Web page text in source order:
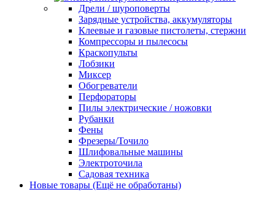
Дрели / шуроповерты
Зарядные устройства, аккумуляторы
Клеевые и газовые пистолеты, стержни
Компрессоры и пылесосы
Краскопульты
Лобзики
Миксер
Обогреватели
Перфораторы
Пилы электрические / ножовки
Рубанки
Фены
Фрезеры/Точило
Шлифовальные машины
Электроточила
Садовая техника
Новые товары (Ещё не обработаны)